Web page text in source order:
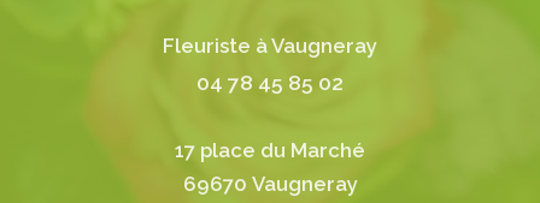
Fleuriste à Vaugneray
04 78 45 85 02
17 place du Marché
69670 Vaugneray